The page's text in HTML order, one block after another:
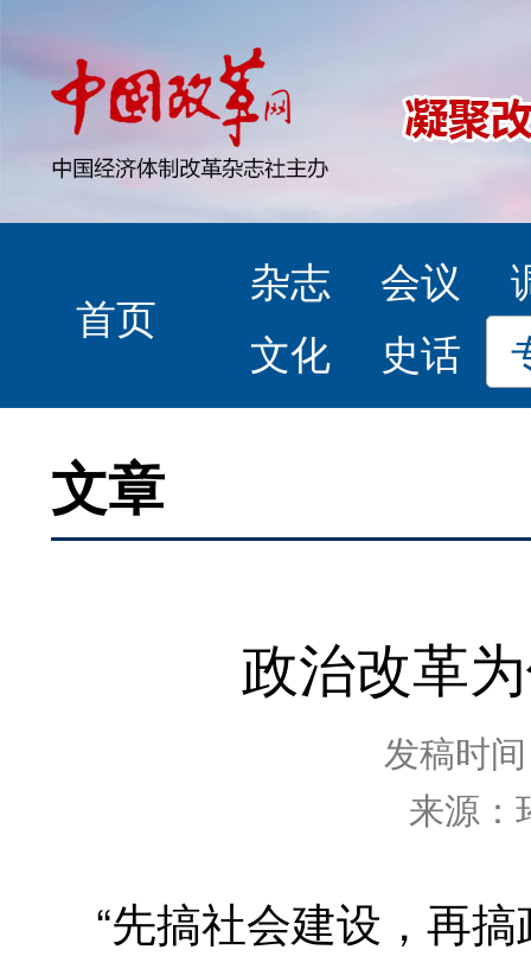
首页
杂志 会议
文化
史话
文章
政治改革
发稿时
来源
“先搞社会建设，再